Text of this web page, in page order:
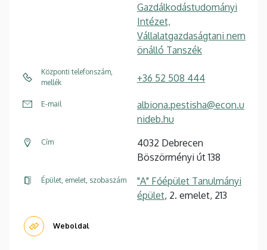
Gazdálkodástudományi
Intézet,
Vállalatgazdaságtani nem
önálló Tanszék
Központi telefonszám,
mellék
+36 52 508 444
E-mail
albiona.pestisha@econ.u
nideb.hu
Cím
4032 Debrecen
Böszörményi út 138
Épület, emelet, szobaszám
"A" Főépület Tanulmányi
épület, 2. emelet, 213
Weboldal